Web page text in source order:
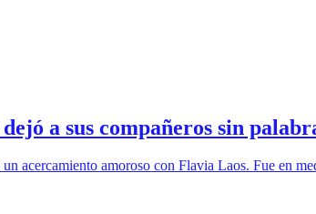
a sus compañeros sin
acercamiento amoroso con Flavia Laos. Fue en